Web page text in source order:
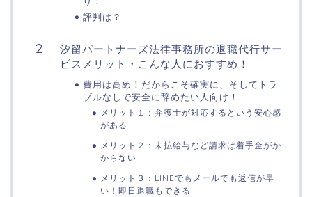
評判は？
汐留パートナーズ法律事務所の退職代行サー
ビスメリット・こんな人におすすめ！
費用は高め！だからこそ確実に、そしてトラ
ブルなしで安全に辞めたい人向け！
メリット１：弁護士が対応するという安心感
がある
メリット２：未払給与など請求は着手金がか
からない
メリット３：LINEでもメールでも返信が早
い！即日退職もできる